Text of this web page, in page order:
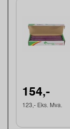
154,-
123,- Eks. Mva.